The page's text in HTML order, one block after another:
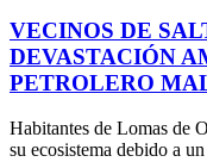
VECINOS DE
DEVASTACIÓN
PETROLERO
Habitantes de Lomas de
su ecosistema debido a